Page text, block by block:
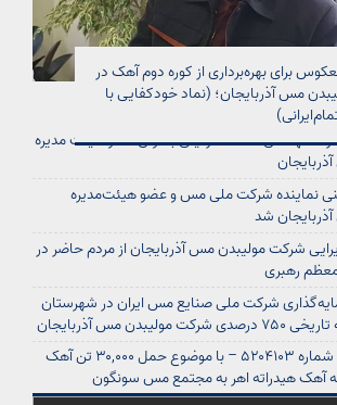
برای بهره‌برداری از کوره دوم آهک در
مس آذربایجان؛ (نماد خودکفایی با
مهندس محمد سرقینی بعنوان عضو هیئت‌ مدیره
نماینده شرکت ملی مس و عضو هیئت‌مدیره
شد
شرکت مولیبدن مس آذربایجان از مردم حاضر در
رهبری
شرکت ملی صنایع مس ایران در شهرستان
مس آذربایجان
آگهی تمدید مناقصه شماره ۵۲۰۴۱۰۳ – با موضوع حمل ۳۰,۰۰۰ تن آهک
آهک هیدراته اهر به مجتمع مس سونگون